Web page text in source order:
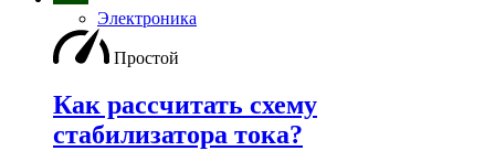
Электроника
Простой
Как рассчитать схему
стабилизатора тока?